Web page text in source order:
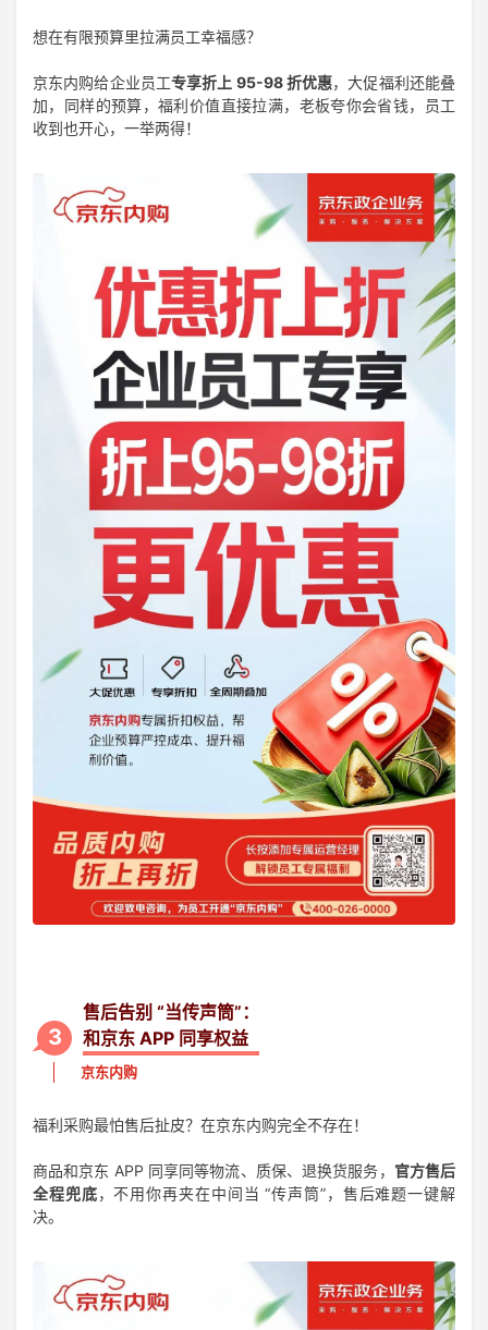
想在有限预算里拉满员工幸福感？
京东内购给企业员工专享折上 95-98 折优惠，大促福利还能叠
加，同样的预算，福利价值直接拉满，老板夸你会省钱，员工
收到也开心，一举两得！
3
售后告别 “当传声筒”：
和京东 APP 同享权益
京东内购
福利采购最怕售后扯皮？在京东内购完全不存在！
商品和京东 APP 同享同等物流、质保、退换货服务， 官方售后
全程兜底，不用你再夹在中间当 “传声筒”，售后难题一键解
决。